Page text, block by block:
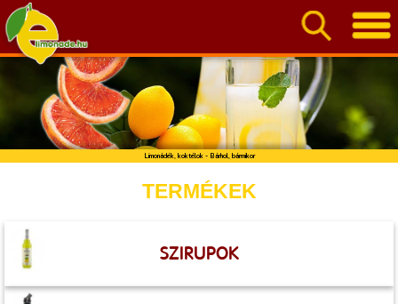
Limonádék, koktélok - Bárhol, bármikor
TERMÉKEK
SZIRUPOK